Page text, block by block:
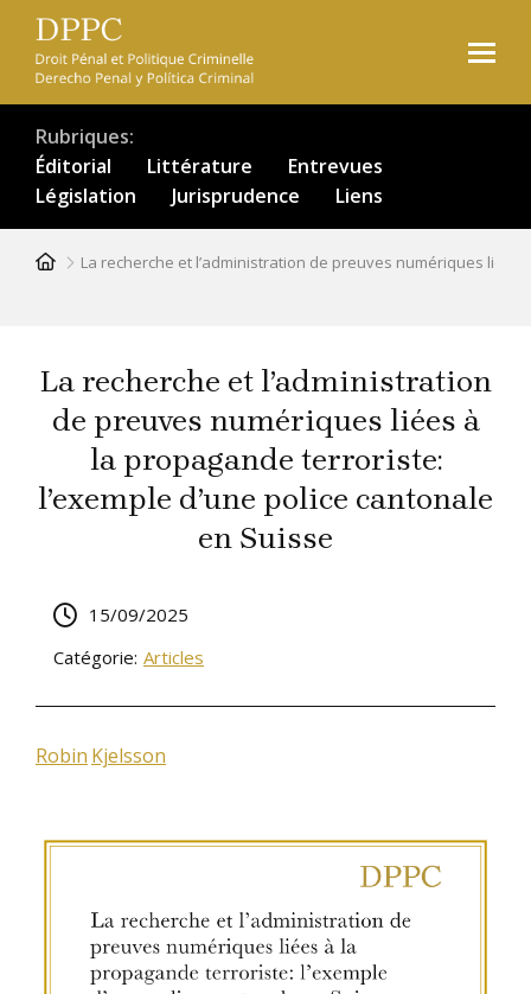
Aller
contenu
principal
Rubriques
Éditorial
Littérature
Entrevues
Législation
Jurisprudence Liens
Fil
d'Ariane
La recherche et l’administration de preuves numériques
La recherche et l’administration
de preuves numériques liées à
la propagande terroriste:
l’exemple d’une police cantonale
en Suisse
15/09/2025
Catégorie: Articles
Robin Kjelsson